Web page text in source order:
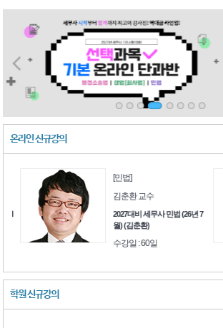
온라인 신규강의
[민법]
김춘환 교수
2027대비 세무사 민법 (26년 7
월) (김춘환)
수강일 : 60일
학원 신규강의